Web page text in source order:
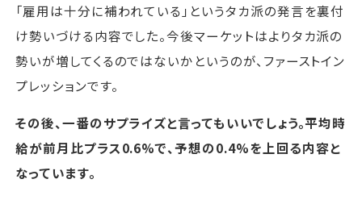
「雇用は十分に補われている」というタカ派の発言を裏付
け勢いづける内容でした。今後マーケットはよりタカ派の
勢いが増してくるのではないかというのが、ファーストイン
プレッションです。
その後、一番のサプライズと言ってもいいでしょう。平均時
給が前月比プラス0.6%で、予想の0.4%を上回る内容と
なっています。